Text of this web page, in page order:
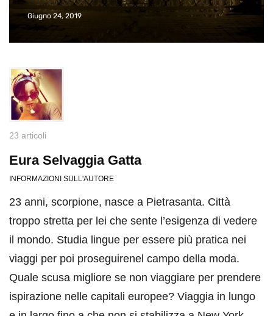
Giugno 24, 2019
23 articoli
Eura Selvaggia Gatta
INFORMAZIONI SULL'AUTORE
23 anni, scorpione, nasce a Pietrasanta. Città
troppo stretta per lei che sente l’esigenza di vedere
il mondo. Studia lingue per essere più pratica nei
viaggi per poi proseguirenel campo della moda.
Quale scusa migliore se non viaggiare per prendere
ispirazione nelle capitali europee? Viaggia in lungo